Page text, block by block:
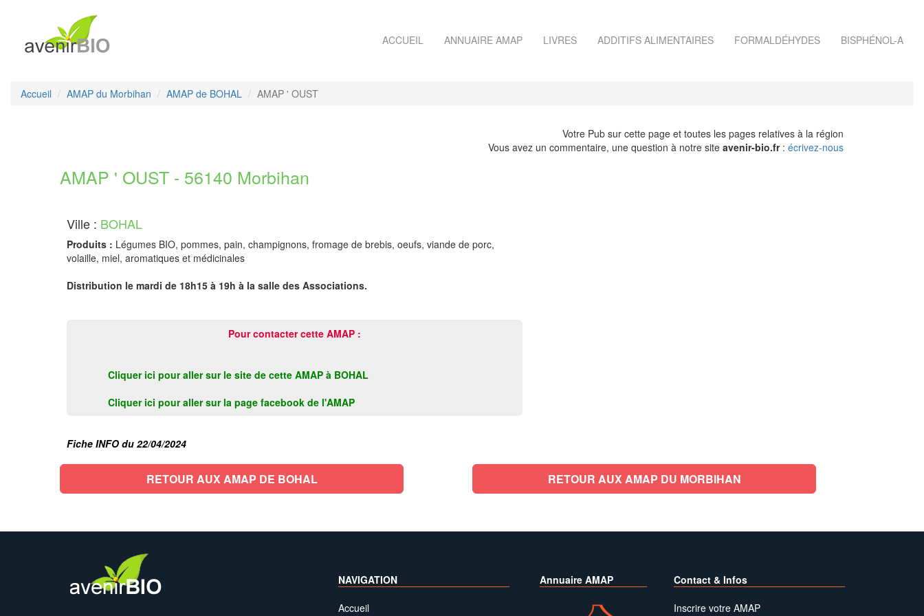
ACCUEIL ANNUAIRE AMAP LIVRES ADDITIFS ALIMENTAIRES FORMALDÉHYDES BISPHÉNOL-A
Accueil AMAP du Morbihan AMAP de BOHAL AMAP ' OUST
Votre Pub sur cette page et toutes les pages relatives à la région
Vous avez un commentaire, une question à notre site avenir-bio.fr: écrivez-nous
AMAP ' OUST - 56140 Morbihan
Ville : BOHAL
Produits : Légumes BIO, pommes, pain, champignons, fromage de brebis, oeufs, viande de porc,
volaille, miel, aromatiques et médicinales
Distribution le mardi de 18h15 à 19h à la salle des Associations.
Pour contacter cette AMAP :
Cliquer ici pour aller sur le site de cette AMAP à BOHAL
Cliquer ici pour aller sur la page facebook de l'AMAP
Fiche INFO du 22/04/2024
RETOUR AUX AMAP DE BOHAL RETOUR AUX AMAP DU MORBIHAN
NAVIGATION
Accueil
Annuaire AMAP Contact & Infos
Inscrire votre AMAP